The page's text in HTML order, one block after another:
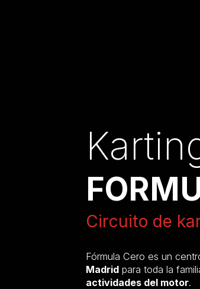
Circuito de
Fórmula Cero es un
Madrid para toda la
actividades del motor.